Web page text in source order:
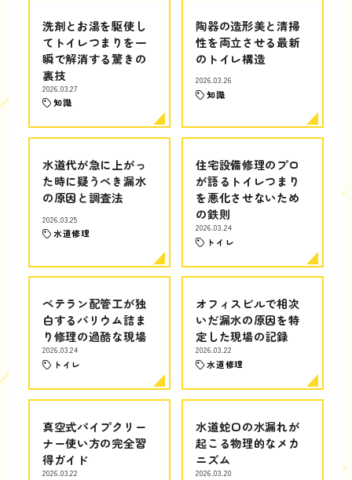
洗剤とお湯を駆使し
てトイレつまりを一
瞬で解消する驚きの
裏技
2026.03.27
知識
陶器の造形美と清掃
性を両立させる最新
のトイレ構造
2026.03.26
知識
水道代が急に上がっ
た時に疑うべき漏水
の原因と調査法
2026.03.25
水道修理
住宅設備修理のプロ
が語るトイレつまり
を悪化させないため
の鉄則
2026.03.24
トイレ
ベテラン配管工が独
白するバリウム詰ま
り修理の過酷な現場
2026.03.24
トイレ
オフィスビルで相次
いだ漏水の原因を特
定した現場の記録
2026.03.22
水道修理
真空式パイプクリー
ナー使い方の完全習
得ガイド
2026.03.22
水道蛇口の水漏れが
起こる物理的なメカ
ニズム
2026.03.20